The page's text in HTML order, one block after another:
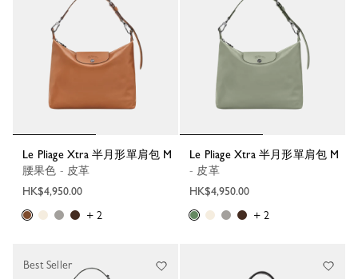
Le Pliage Xtra 半月形單肩包 M
腰果色 - 皮革
HK$4,950.00
+ 2
Le Pliage Xtra 半月形單肩包 M
- 皮革
HK$4,950.00
+ 2
Best Seller